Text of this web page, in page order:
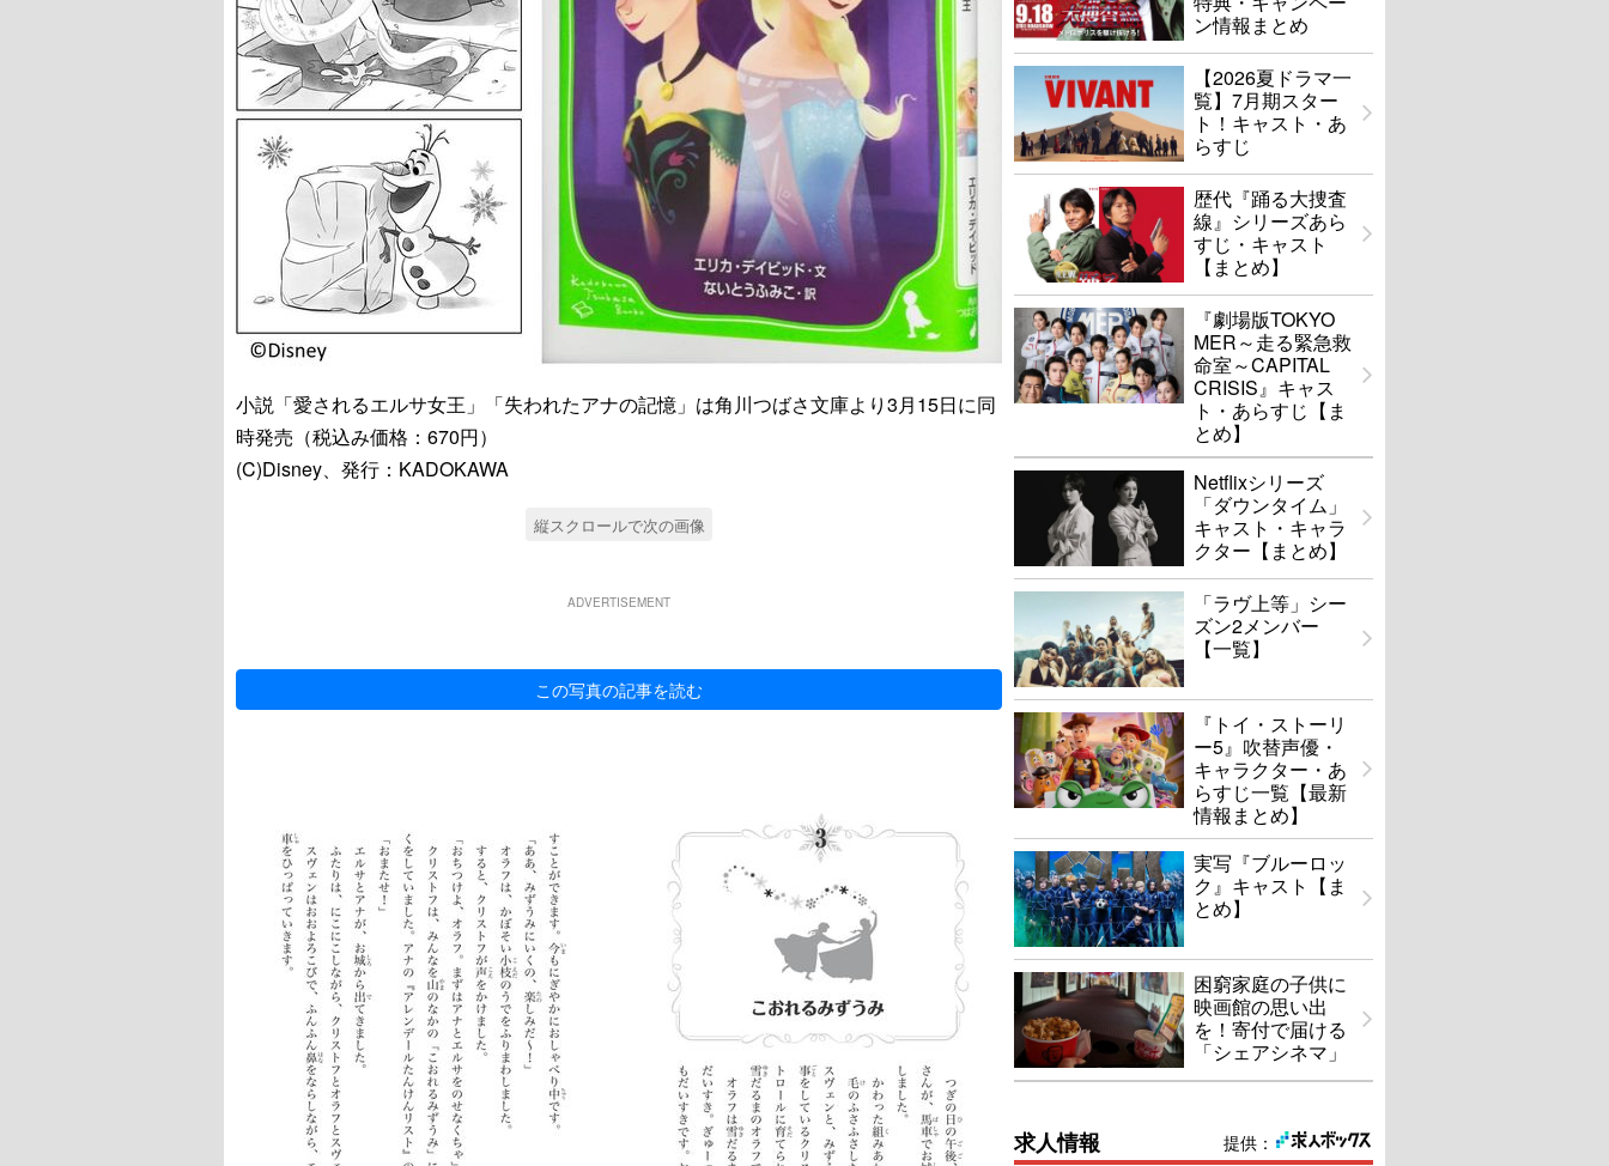
小説「愛されるエルサ女王」「失われたアナの記憶」は角川つばさ文庫より3月15日に同
時発売（税込み価格：670円）
(C)Disney、発行：KADOKAWA
縦スクロールで次の画像
ADVERTISEMENT
この写真の記事を読む
ン情報まとめ
【2026夏ドラマ一
覧】7月期スター
ト！キャスト・あ
らすじ
歴代『踊る大捜査
線』シリーズあら
すじ・キャスト
【まとめ】
『劇場版TOKYO
MER～走る緊急救
命室～CAPITAL
CRISIS』キャス
ト・あらすじ【ま
とめ】
Netflixシリーズ
「ダウンタイム」
キャスト・キャラ
クター【まとめ】
「ラヴ上等」シー
ズン2メンバー
【一覧】
『トイ・ストーリ
ー5』吹替声優・
キャラクター・あ
らすじ一覧【最新
情報まとめ】
実写『ブルーロッ
ク』キャスト【ま
とめ】
困窮家庭の子供に
映画館の思い出
を！寄付で届ける
「シェアシネマ」
提供：
求人情報